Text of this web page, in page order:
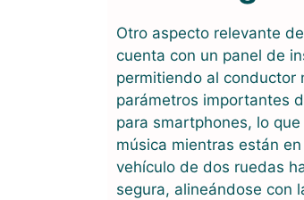
Otro aspecto relevante
cuenta con un panel de
permitiendo al conductor
parámetros importantes
para smartphones, lo
música mientras están
vehículo de dos ruedas
segura, alineándose con